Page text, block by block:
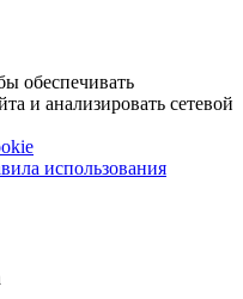
обеспечивать
и анализировать сетевой
использования